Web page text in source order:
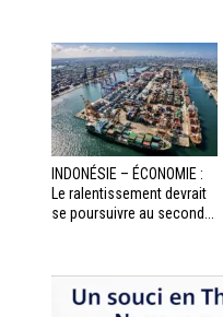
INDONÉSIE – ÉCONOMIE :
Le ralentissement devrait
se poursuivre au second...